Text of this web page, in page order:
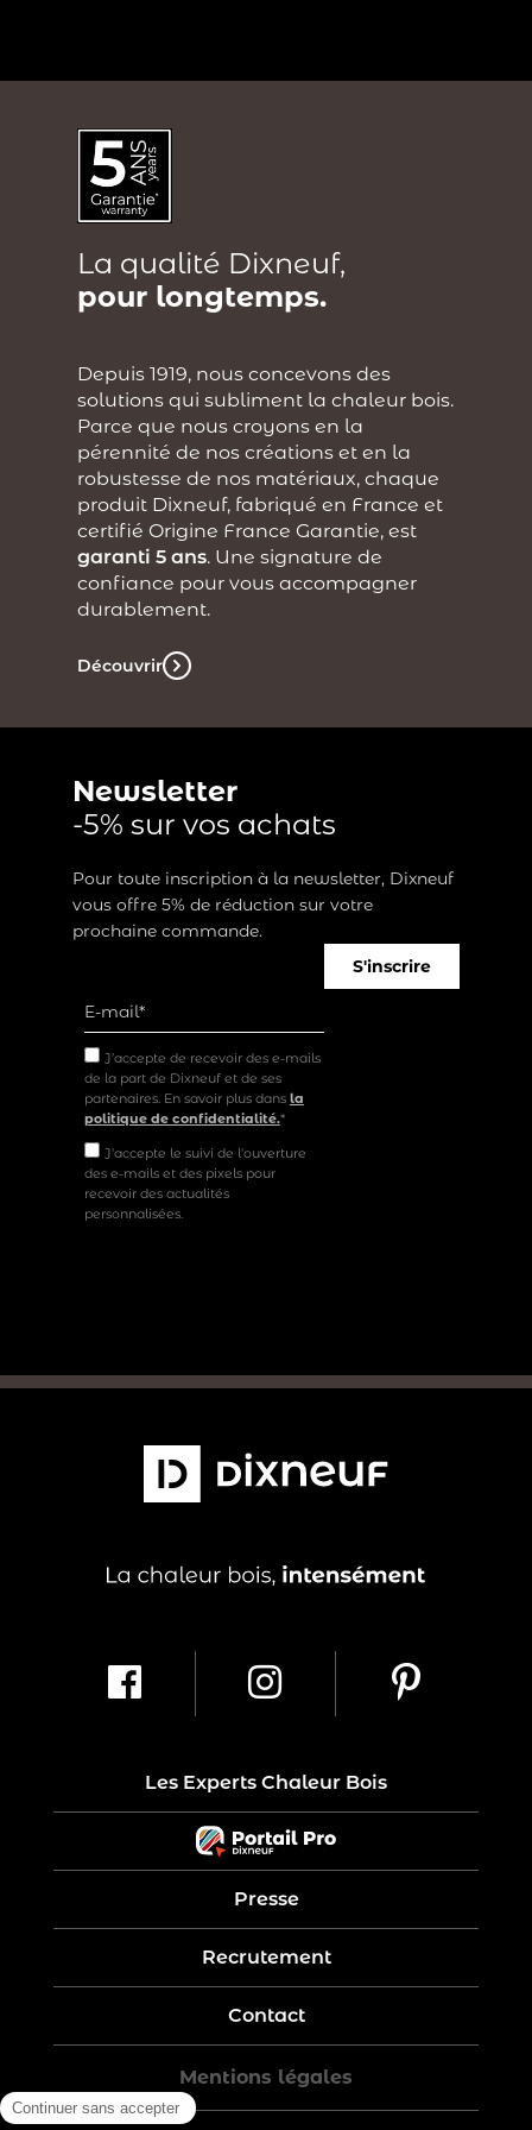
La qualité Dixneuf,
pour longtemps.
Depuis 1919, nous concevons des
solutions qui subliment la chaleur bois.
Parce que nous croyons en la
pérennité de nos créations et en la
robustesse de nos matériaux, chaque
produit Dixneuf, fabriqué en France et
certifié Origine France Garantie, est
garanti 5 ans. Une signature de
confiance pour vous accompagner
durablement.
Découvrir
Newsletter
-5% sur vos achats
Pour toute inscription à la newsletter, Dixneuf
vous offre 5% de réduction sur votre
prochaine commande.
J’accepte de recevoir des e-mails
de la part de Dixneuf et de ses
partenaires. En savoir plus dans la
politique de confidentialité.*
J'accepte le suivi de l'ouverture
des e-mails et des pixels pour
recevoir des actualités
personnalisées.
S'inscrire
Les Experts Chaleur Bois
Presse
Recrutement
Contact
Mentions légales